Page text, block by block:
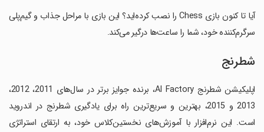
آیا تا کنون بازی Chess را نصب کرده‌اید؟ این بازی با مراحل جذاب و گیم‌پلی
سرگرم‌کننده خود، شما را ساعت‌ها درگیر می‌کند.
شطرنج
اپلیکیشن شطرنج AI Factory، برنده جوایز برتر در سال‌های 2011، 2012،
2013 و 2015، بهترین و سریع‌ترین راه برای یادگیری شطرنج در اندروید
است. این نرم‌افزار با آموزش‌های نخستین‌کلاس خود، به ارتقای استراتژی